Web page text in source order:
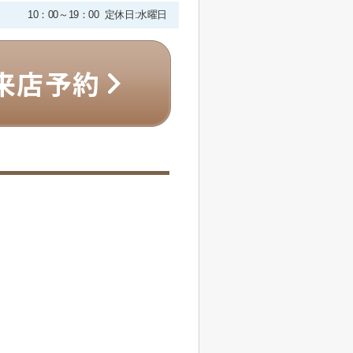
10：00～19：00 定休日:水曜日